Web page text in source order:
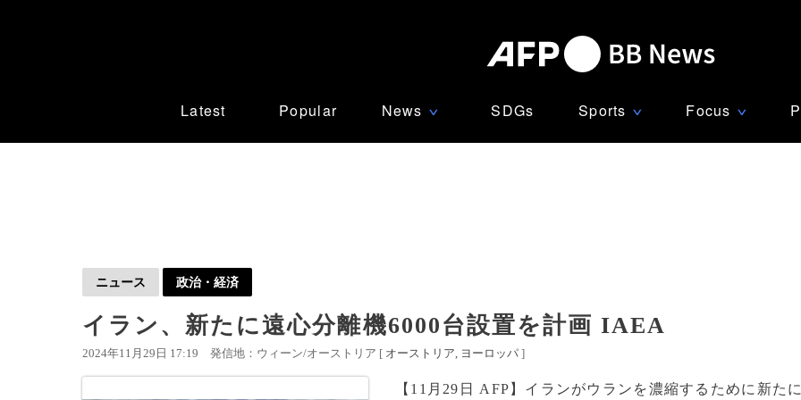
Latest Popular News ∨ SDGs Sports ∨ Focus ∨
ニュース 政治・経済
イラン、新たに遠心分離機6000台設置を計画 IAEA
2024年11月29日 17:19 発信地：ウィーン/オーストリア [ オーストリア ヨーロッパ ]
【11月29日 AFP】イランがウランを濃縮するために新たに